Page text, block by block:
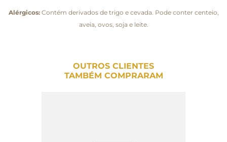
Alérgicos:Contém derivados de trigo e cevada. Pode conter centeio,
aveia, ovos, soja e leite.
OUTROS CLIENTES
TAMBÉM COMPRARAM